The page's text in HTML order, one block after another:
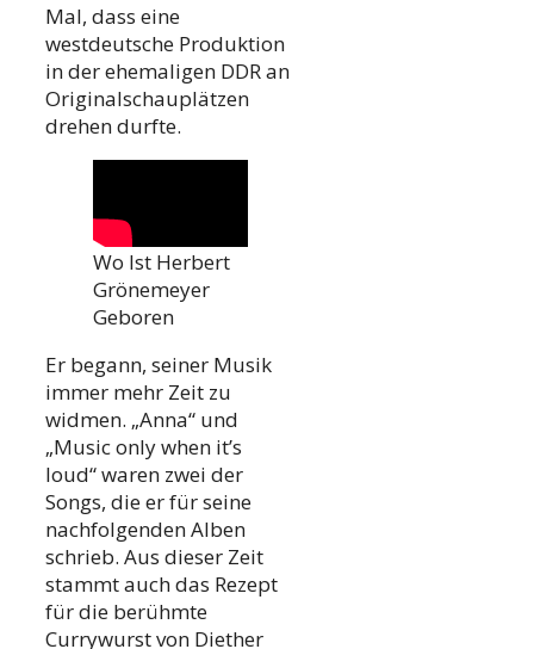
Mal, dass eine
westdeutsche Produktion
in der ehemaligen DDR an
Originalschauplätzen
drehen durfte.
Wo Ist Herbert
Grönemeyer
Geboren
Er begann, seiner Musik
immer mehr Zeit zu
widmen. „Anna“ und
„Music only when it’s
loud“ waren zwei der
Songs, die er für seine
nachfolgenden Alben
schrieb. Aus dieser Zeit
stammt auch das Rezept
für die berühmte
Currywurst von Diether